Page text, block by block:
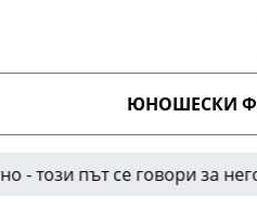
ЮНОШЕСКИ
път се говори за негова